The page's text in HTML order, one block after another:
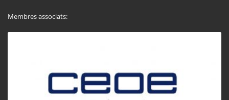
Membres associats: